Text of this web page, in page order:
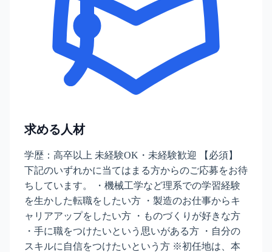
求める人材
学歴：高卒以上 未経験OK・未経験歓迎 【必須】
下記のいずれかに当てはまる方からのご応募をお待
ちしています。 ・機械工学など理系での学習経験
を生かした転職をしたい方 ・製造のお仕事からキ
ャリアアップをしたい方 ・ものづくりが好きな方
・手に職をつけたいという思いがある方 ・自分の
スキルに自信をつけたいという方 ※初任地は、本